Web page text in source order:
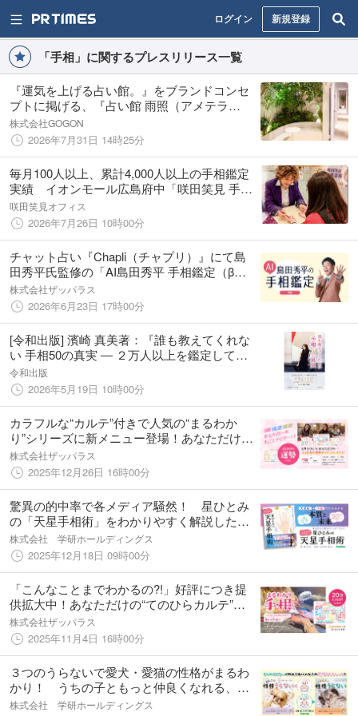
ログイン 新規登録
「手相」に関するプレスリリース一覧
『運気を上げる占い館。』をブランドコンセ
プトに掲げる、『占い館 雨照（アメテラ
ス）』2026年8月1日（土）、渋谷道玄坂にて
グランドオープンのお知らせ
株式会社GOGON
2026年7月31日 14時25分
毎月100人以上、累計4,000人以上の手相鑑定
実績 イオンモール広島府中「咲田笑見 手相
診断」3周年記念キャンペーンを開催
咲田笑見オフィス
2026年7月26日 10時00分
チャット占い『Chapli（チャプリ）』にて島
田秀平氏監修の「AI島田秀平 手相鑑定（β
版）」提供開始
株式会社ザッパラス
2026年6月23日 17時00分
[令和出版] 濱崎 真美著：『誰も教えてくれな
い 手相50の真実 ― ２万人以上を鑑定して見
えてきた誤解と本質 ―』発売のお知らせ
令和出版
2026年5月19日 10時00分
カラフルな“カルテ”付きで人気の“まるわか
り”シリーズに新メニュー登場！あなただけの
2026年の運勢を読み解く『まるわかり運勢
2026』
株式会社ザッパラス
2025年12月26日 16時00分
驚異の的中率で各メディア騒然！ 星ひとみ
の「天星手相術」をわかりやすく解説した
【リアル鑑定に一番近い】占い本が誕生
株式会社 学研ホールディングス
2025年12月18日 09時00分
「こんなことまでわかるの?!」好評につき提
供拡大中！あなただけの“てのひらカルテ”付
き！「cocoloni占い館」で人気上昇中の『まる
わかり手相』
株式会社ザッパラス
2025年11月4日 16時00分
３つのうらないで愛犬・愛猫の性格がまるわ
かり！ うちの子ともっと仲良くなれる、わ
んにゃんうらないの決定版が2冊同時に登場！
株式会社 学研ホールディングス